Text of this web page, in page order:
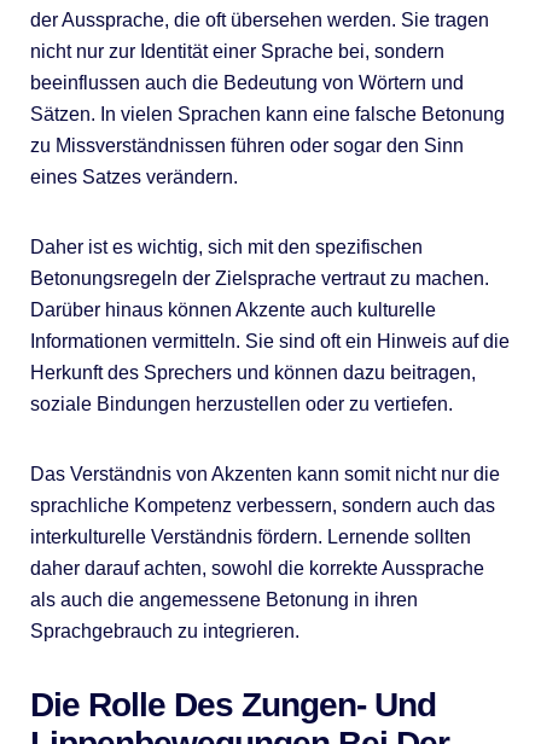
der Aussprache, die oft übersehen werden. Sie tragen
nicht nur zur Identität einer Sprache bei, sondern
beeinflussen auch die Bedeutung von Wörtern und
Sätzen. In vielen Sprachen kann eine falsche Betonung
zu Missverständnissen führen oder sogar den Sinn
eines Satzes verändern.
Daher ist es wichtig, sich mit den spezifischen
Betonungsregeln der Zielsprache vertraut zu machen.
Darüber hinaus können Akzente auch kulturelle
Informationen vermitteln. Sie sind oft ein Hinweis auf die
Herkunft des Sprechers und können dazu beitragen,
soziale Bindungen herzustellen oder zu vertiefen.
Das Verständnis von Akzenten kann somit nicht nur die
sprachliche Kompetenz verbessern, sondern auch das
interkulturelle Verständnis fördern. Lernende sollten
daher darauf achten, sowohl die korrekte Aussprache
als auch die angemessene Betonung in ihren
Sprachgebrauch zu integrieren.
Die Rolle Des Zungen- Und